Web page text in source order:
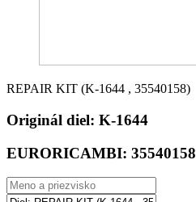
REPAIR KIT (K-1644 , 35540158)
Originál diel: K-1644
EURORICAMBI: 35540158